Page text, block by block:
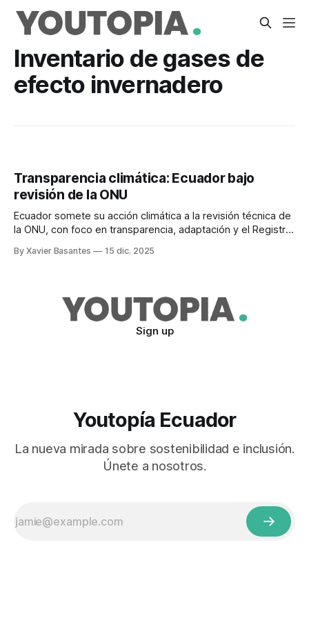
Inventario de gases de
efecto invernadero
Transparencia climática: Ecuador bajo
revisión de la ONU
Ecuador somete su acción climática a la revisión técnica de
la ONU, con foco en transparencia, adaptación y el Registro
By Xavier Basantes 15 dic. 2025
Sign up
Youtopía Ecuador
La nueva mirada sobre sostenibilidad e inclusión.
Únete a nosotros.